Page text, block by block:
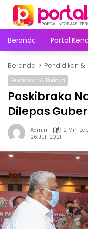
Langsung
konten
Beranda
Portal
Beranda Pendidikan &
Pendidikan & Budaya
Paskibraka
Dilepas
Admin
2 Min
26 Juli 2021